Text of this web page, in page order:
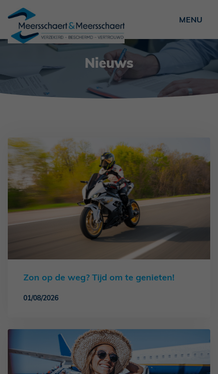
Particulieren
Ondernemers
Vacatures
Veelgestelde vragen
Contact
Schade?
Nieuws
Zon op de weg? Tijd om te genieten!
01/08/2026